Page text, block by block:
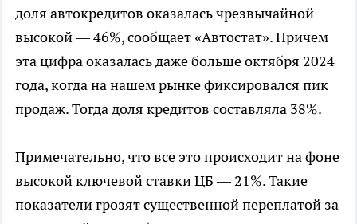
доля автокредитов оказалась чрезвычайной
высокой — 46%, сообщает «Автостат». Причем
эта цифра оказалась даже больше октября 2024
года, когда на нашем рынке фиксировался пик
продаж. Тогда доля кредитов составляла 38%.
Примечательно, что все это происходит на фоне
высокой ключевой ставки ЦБ — 21%. Такие
показатели грозят существенной переплатой за